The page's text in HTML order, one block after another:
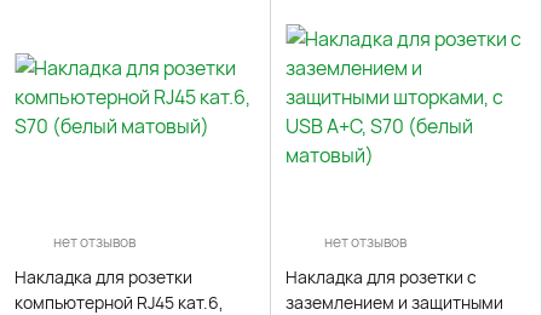
нет отзывов
Накладка для розетки
компьютерной RJ45 кат.6,
нет отзывов
Накладка для розетки с
заземлением и защитными